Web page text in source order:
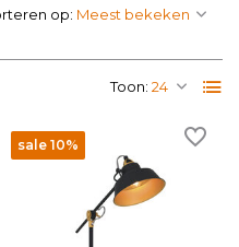
Toon:
op:
sale 10%